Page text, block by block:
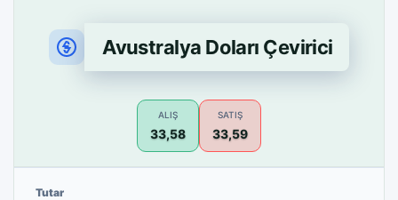
Avustralya Doları Çevirici
ALIŞ
33,58
SATIŞ
33,59
Tutar